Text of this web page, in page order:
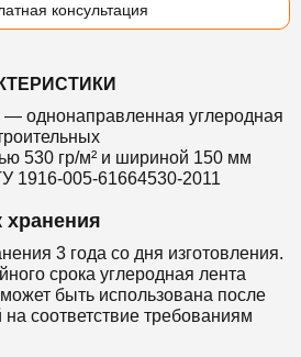
консультация
— однонаправленная углеродная
530 гр/м² и шириной 150 мм
1916-005-61664530-2011
хранения
3 года со дня изготовления.
срока углеродная лента
быть использована после
соответствие требованиям